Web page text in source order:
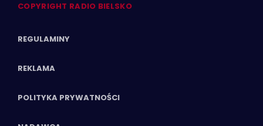
COPYRIGHT RADIO BIELSKO
REGULAMINY
REKLAMA
POLITYKA PRYWATNOŚCI